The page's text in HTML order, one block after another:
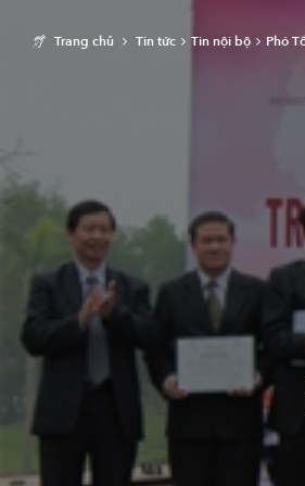
Trang chủ Tin tức Tin nội bộ Phó